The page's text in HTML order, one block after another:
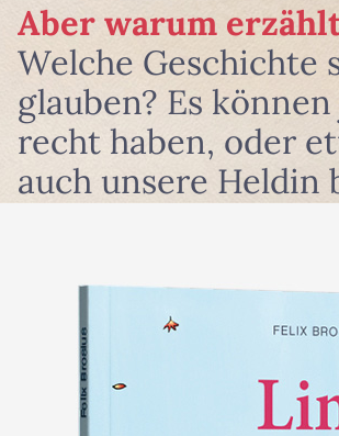
Aber warum
Welche Geschichte
glauben? Es
recht haben, oder
auch unsere Heldin